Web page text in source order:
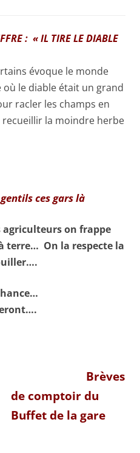
: « IL TIRE LE DIABLE
évoque le monde
où le diable était un grand
racler les champs en
la moindre herbe
ces gars là
agriculteurs on frappe
terre… On la respecte la
Brèves
de comptoir du
Buffet de la gare